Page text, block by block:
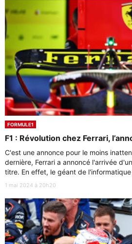
FORMULE1
F1 : Révolution chez Ferrari,
C'est une annonce pour le moins
dernière, Ferrari a annoncé l'arrivée
titre. En effet, le géant de l'informatique
1 mai 2024 à 20h20